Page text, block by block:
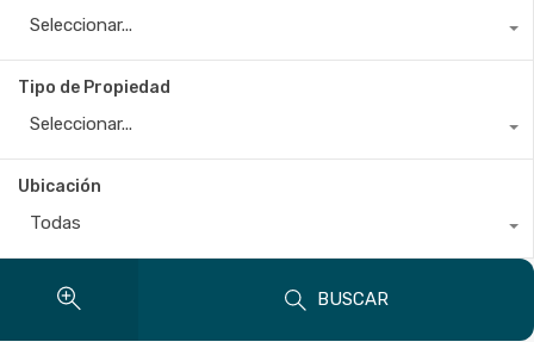
Seleccionar...
Tipo de Propiedad
Seleccionar...
Ubicación
Todas
BUSCAR